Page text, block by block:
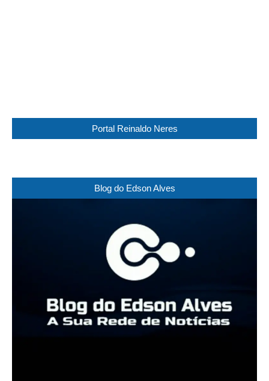
Portal Reinaldo Neres
Blog do Edson Alves